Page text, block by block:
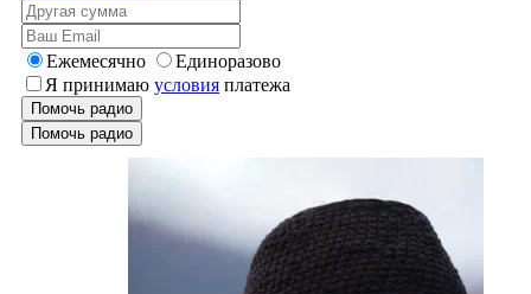
Ежемесячно
Единоразово
Я принимаю условия платежа
Помочь радио
Помочь радио